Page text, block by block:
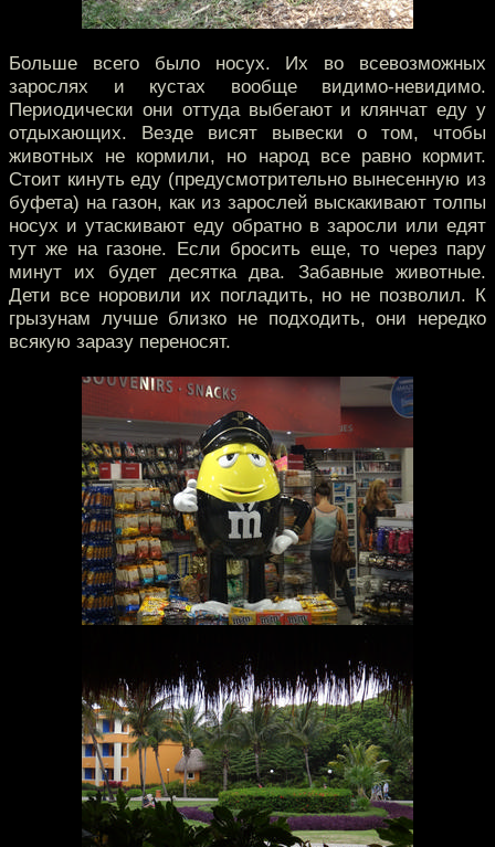
Больше всего было носух. Их во всевозможных
зарослях и кустах вообще видимо-невидимо.
Периодически они оттуда выбегают и клянчат еду у
отдыхающих. Везде висят вывески о том, чтобы
животных не кормили, но народ все равно кормит.
Стоит кинуть еду (предусмотрительно вынесенную из
буфета) на газон, как из зарослей выскакивают толпы
носух и утаскивают еду обратно в заросли или едят
тут же на газоне. Если бросить еще, то через пару
минут их будет десятка два. Забавные животные.
Дети все норовили их погладить, но не позволил. К
грызунам лучше близко не подходить, они нередко
всякую заразу переносят.